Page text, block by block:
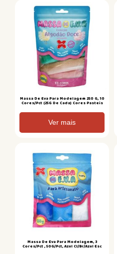
Massa De Eva Para Modelagem 250 G, 10
Cores/Pct (25G De Cada) Cores Pasteis
Ver mais
Massa De Eva Para Modelagem, 3
Cores/Pct , 50G/Pct, Azul Cl/Br/Azul Esc